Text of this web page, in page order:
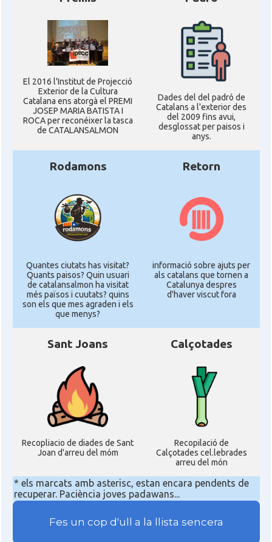
El 2016 l'Institut de Projecció
Exterior de la Cultura
Catalana ens atorgà el PREMI
JOSEP MARIA BATISTA I
ROCA per reconéixer la tasca
de CATALANSALMON
Dades del del padró de
Catalans a l'exterior des
del 2009 fins avui,
desglossat per paisos i
anys.
Rodamons
Quantes ciutats has visitat?
Quants paisos? Quin usuari
de catalansalmon ha visitat
més països i cuutats? quins
son els que mes agraden i els
que menys?
Retorn
informació sobre ajuts per
als catalans que tornen a
Catalunya despres
d'haver viscut fora
Sant Joans
Recopliacio de diades de Sant
Joan d'arreu del móm
Calçotades
Recopilació de
Calçotades cel.lebrades
arreu del món
* els marcats amb asterisc, estan encara pendents de
recuperar. Paciència joves padawans...
Fes un cop d'ull a la llista sencera